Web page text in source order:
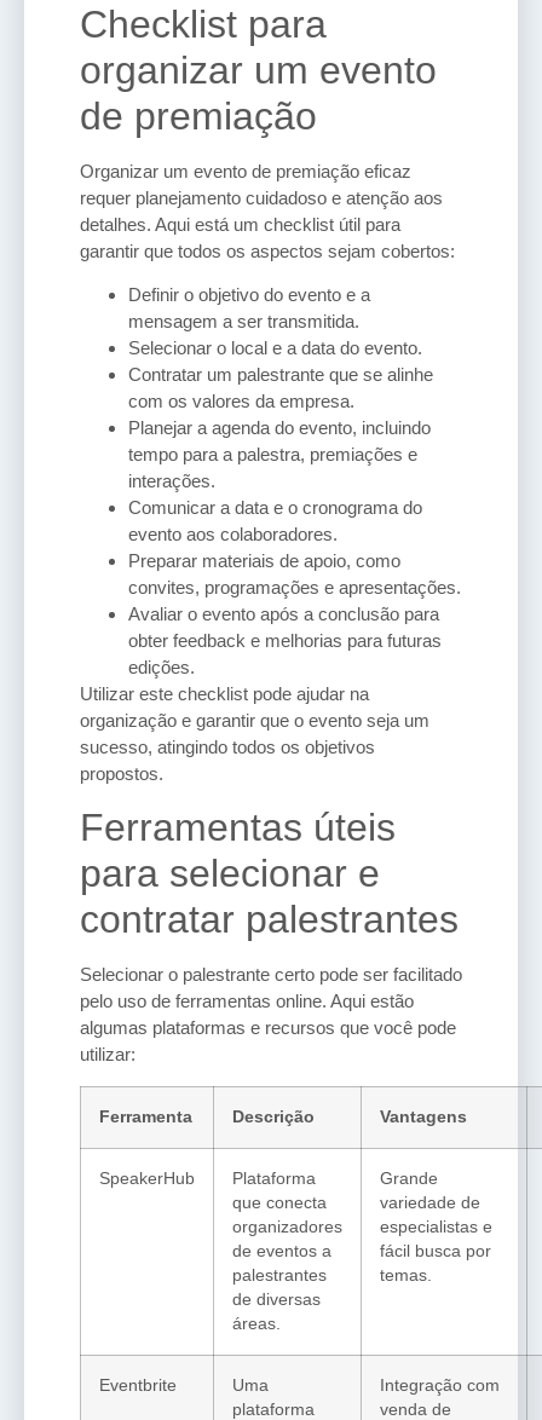
Checklist para
organizar um evento
de premiação
Organizar um evento de premiação eficaz
requer planejamento cuidadoso e atenção aos
detalhes. Aqui está um checklist útil para
garantir que todos os aspectos sejam cobertos:
Definir o objetivo do evento e a
mensagem a ser transmitida.
Selecionar o local e a data do evento.
Contratar um palestrante que se alinhe
com os valores da empresa.
Planejar a agenda do evento, incluindo
tempo para a palestra, premiações e
interações.
Comunicar a data e o cronograma do
evento aos colaboradores.
Preparar materiais de apoio, como
convites, programações e apresentações.
Avaliar o evento após a conclusão para
obter feedback e melhorias para futuras
edições.
Utilizar este checklist pode ajudar na
organização e garantir que o evento seja um
sucesso, atingindo todos os objetivos
propostos.
Ferramentas úteis
para selecionar e
contratar palestrantes
Selecionar o palestrante certo pode ser facilitado
pelo uso de ferramentas online. Aqui estão
algumas plataformas e recursos que você pode
utilizar:
Ferramenta Descrição Vantagens
SpeakerHub
Plataforma
que conecta
organizadores
de eventos a
palestrantes
de diversas
áreas.
Grande
variedade de
especialistas e
fácil busca por
temas.
Eventbrite
Uma
plataforma
Integração com
venda de